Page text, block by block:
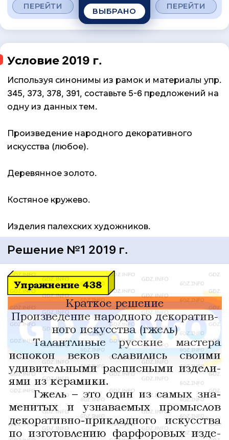
ПЕРЕЙТИ
ВЫБРАНО
ПЕРЕЙТИ
Условие 2019 г.
Используя синонимы из рамок и материалы упр.
345, 373, 378, 391, составьте 5-6 предложений на
одну из данных тем.
Произведение народного декоративного
искусства (любое).
Деревянное золото.
Костяное кружево.
Изделия палехских художников.
Решение №1 2019 г.